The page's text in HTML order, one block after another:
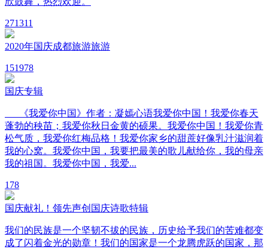
271311
2020年国庆成都旅游旅游
151978
国庆专辑
《我爱你中国》作者：凝嫣心语我爱你中国！我爱你春天
蓬勃的秧苗；我爱你秋日金黄的硕果。我爱你中国！我爱你青
松气质，我爱你红梅品格！我爱你家乡的甜蔗好像乳汁滋润着
我的心窝。我爱你中国，我要把最美的歌儿献给你，我的母亲
我的祖国。我爱你中国，我爱...
1 78
国庆献礼！领先声创国庆诗歌特辑
我们的民族是一个坚韧不拔的民族，历史给予我们的苦难都变
成了闪着金光的勋章！我们的国家是一个龙腾虎跃的国家，那